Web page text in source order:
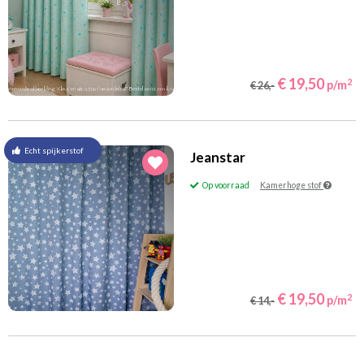
€ 26,- € 19,50 p/m2
Echt spijkerstof Jeanstar
Op voorraad Kamerhoge stof
€ 14,- € 19,50 p/m2